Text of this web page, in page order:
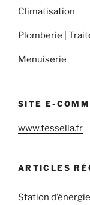
Climatisation
Plomberie |
Menuiserie
SITE E-
www.tessella.fr
ARTICLES
Station